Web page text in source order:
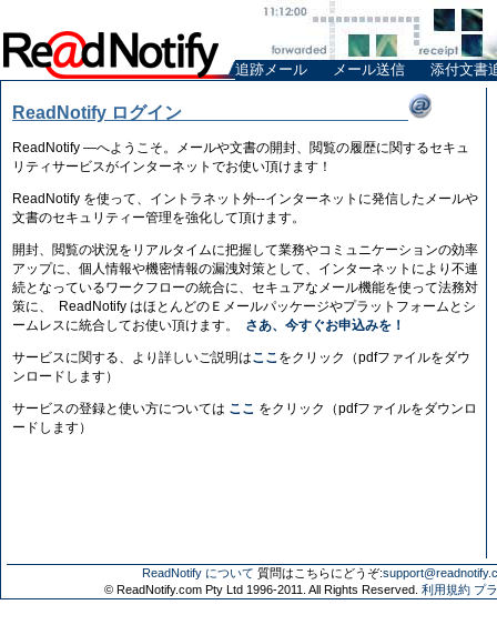
追跡メール メール送信 添付文書
ReadNotify ログイン
ReadNotify —へようこそ。メールや文書の開封、閲覧の履歴に関するセキュ
リティサービスがインターネットでお使い頂けます！
ReadNotify を使って、イントラネット外--インターネットに発信したメールや
文書のセキュリティー管理を強化して頂けます。
開封、閲覧の状況をリアルタイムに把握して業務やコミュニケーションの効率
アップに、個人情報や機密情報の漏洩対策として、インターネットにより不連
続となっているワークフローの統合に、セキュアなメール機能を使って法務対
策に、 ReadNotify はほとんどのＥメールパッケージやプラットフォームとシ
ームレスに統合してお使い頂けます。 さあ、今すぐお申込みを！
サービスに関する、より詳しいご説明はここをクリック（pdfファイルをダウ
ンロードします）
サービスの登録と使い方については ここ をクリック（pdfファイルをダウンロ
ードします）
ReadNotify について 質問はこちらにどうぞ:
© ReadNotify.com Pty Ltd 1996-2011. All Rights Reserved. 利用規約 プ